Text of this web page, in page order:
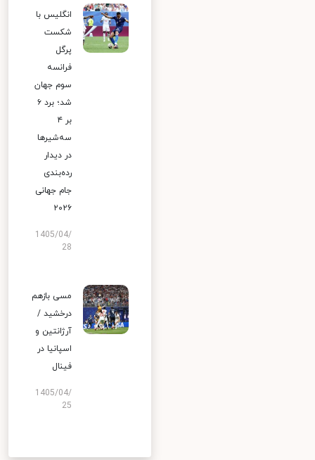
انگلیس با
شکست
پرگل
فرانسه
سوم جهان
شد؛ برد ۶
بر ۴
سه‌شیرها
در دیدار
رده‌بندی
جام جهانی
۲۰۲۶
1405/04/
28
مسی بازهم
درخشید /
آرژانتین و
اسپانیا در
فینال
1405/04/
25